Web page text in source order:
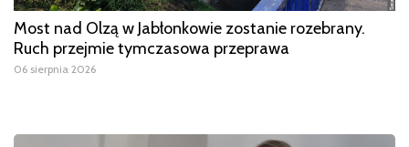
Most nad Olzą w Jabłonkowie zostanie rozebrany.
Ruch przejmie tymczasowa przeprawa
06 sierpnia 2026